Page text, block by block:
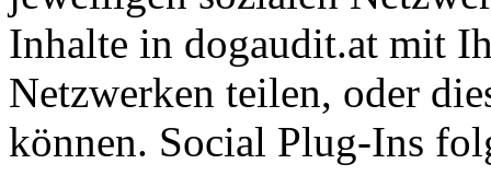
Inhalte in dogaudit.at mit
Netzwerken teilen, oder
können. Social Plug-Ins